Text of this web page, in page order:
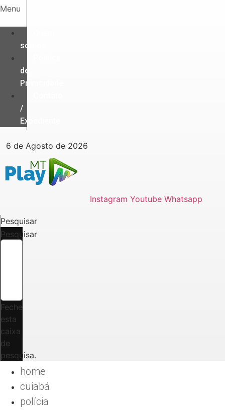
Ir
o
conteúdo
Menu
somos
de
Privacidade
/
Expediente
6 de Agosto de 2026
Instagram Youtube Whatsapp
Pesquisar
Pesquisar
Feche
esta
caixa
de
pesquisa.
home
cuiabá
polícia